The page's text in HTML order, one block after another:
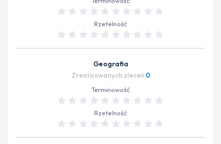
Rzetelność
Geografia
Zrealizowanych zleceń 0
Terminowość
Rzetelność